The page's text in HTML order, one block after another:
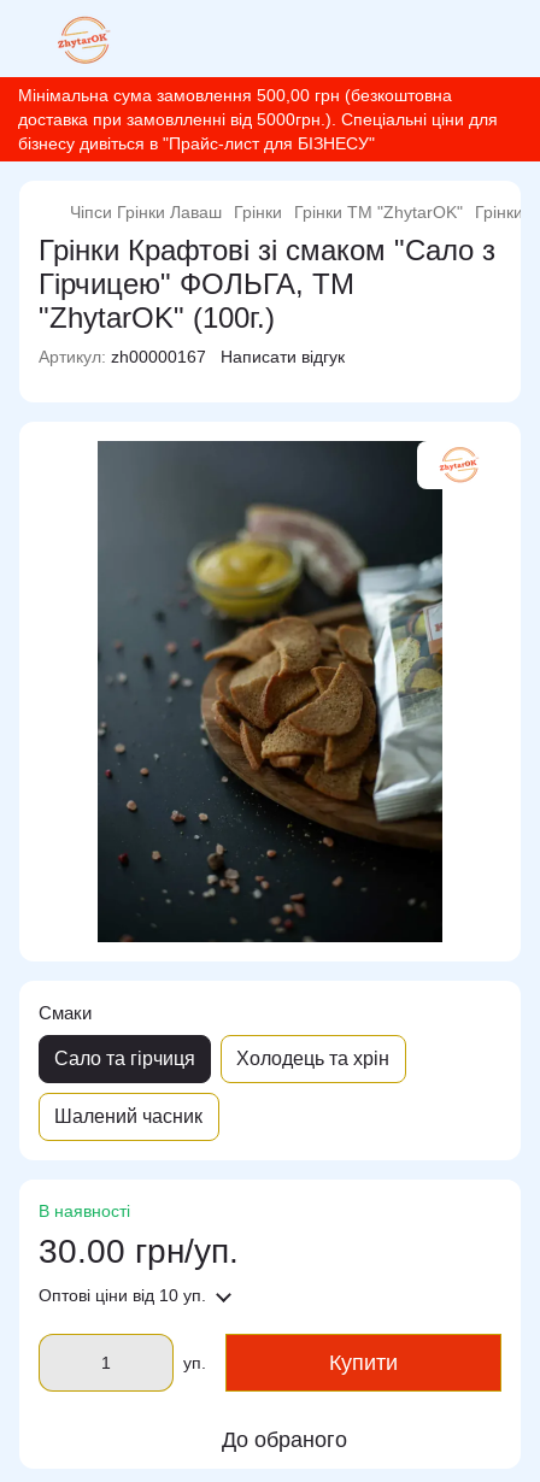
Мінімальна сума замовлення 500,00 грн (безкоштовна
доставка при замовлленні від 5000грн.). Спеціальні ціни для
бізнесу дивіться в "Прайс-лист для БІЗНЕСУ"
Чіпси Грінки Лаваш Грінки Грінки ТМ "ZhytarOK" Грінки
Грінки Крафтові зі смаком "Сало з
Гірчицею" ФОЛЬГА, ТМ
"ZhytarOK" (100г.)
Артикул: zh00000167 Написати відгук
Смаки
Сало та гірчиця Холодець та хрін
Шалений часник
В наявності
30.00 грн/уп.
Оптові ціни від 10 уп.
уп. Купити
До обраного